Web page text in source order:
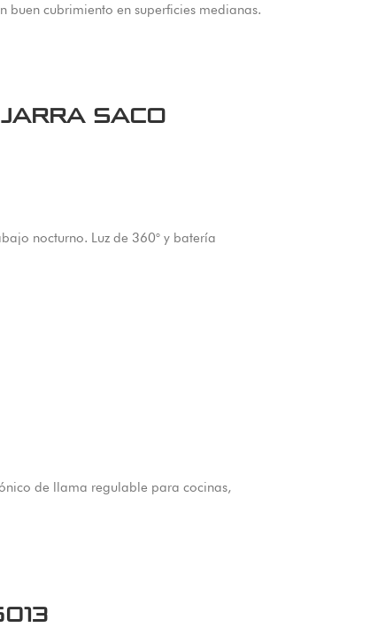
cubrimiento en superficies medianas.
SACO
nocturno. Luz de 360° y batería
de llama regulable para cocinas,